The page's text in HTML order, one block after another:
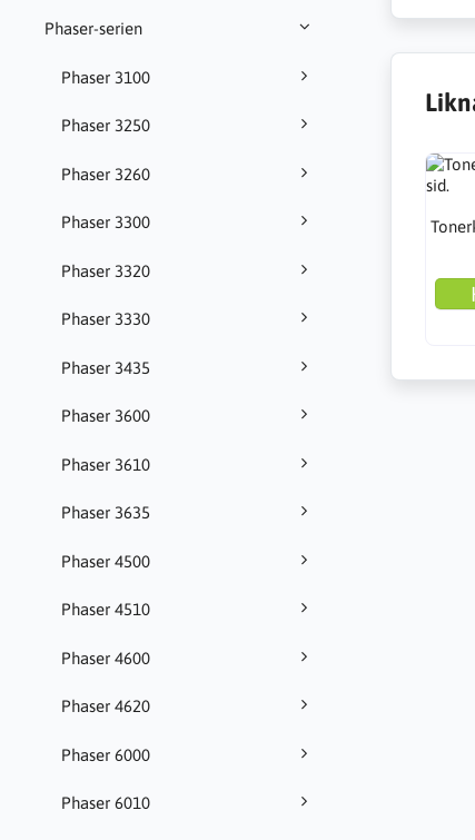
Phaser-serien
Phaser 3100
Phaser 3250
Phaser 3260
Phaser 3300
Phaser 3320
Phaser 3330
Phaser 3435
Phaser 3600
Phaser 3610
Phaser 3635
Phaser 4500
Phaser 4510
Phaser 4600
Phaser 4620
Phaser 6000
Phaser 6010